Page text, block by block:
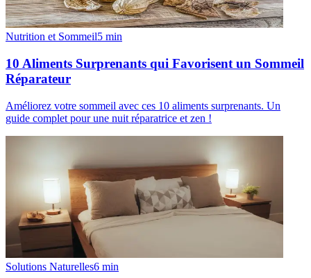
Nutrition et Sommeil5 min
10 Aliments Surprenants qui Favorisent un Sommeil
Réparateur
Améliorez votre sommeil avec ces 10 aliments surprenants. Un
guide complet pour une nuit réparatrice et zen !
Solutions Naturelles6 min